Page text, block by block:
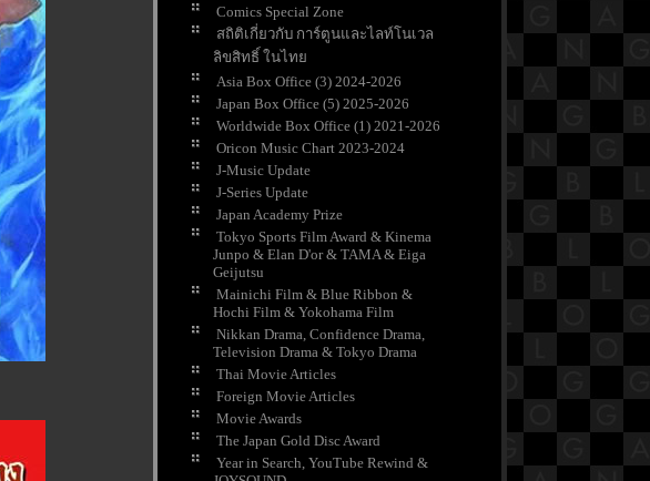
Comics Special Zone
สถิติเกี่ยวกับ การ์ตูนและไลท์โนเวล
ลิขสิทธิ์ ในไท
Asia Box Office (3) 2024-2026
Japan Box Office (5) 2025-2026
Worldwide Box Office (1) 2021-2026
Oricon Music Chart 2023-2024
J-Music Update
J-Series Update
Japan Academy Prize
Tokyo Sports Film Award & Kinema
Junpo & Elan D'or & TAMA & Eiga
Geijutsu
Mainichi Film & Blue Ribbon &
Hochi Film & Yokohama Film
Nikkan Drama, Confidence Drama,
Television Drama & Tokyo Drama
Thai Movie Articles
Foreign Movie Articles
Movie Awards
The Japan Gold Disc Award
Year in Search, YouTube Rewind &